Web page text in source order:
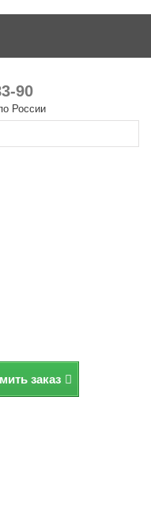
90
России
заказ